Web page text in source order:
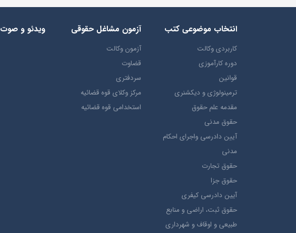
انتخاب​ موضوعي​ کتب
کاربردی وکالت
دوره کارآموزی
قوانین
ترمينولوژي و ديکشنري
مقدمه علم حقوق
حقوق مدني
آيين دادرسي ​واجراي ​احکام ​
مدني
حقوق تجارت
حقوق جزا
آيین دادرسی کیفری
حقوق ثبت، اراضي و منابع
طبيعي و اوقاف و شهرداری
آزمون مشاغل حقوقی
آزمون وکالت
قضاوت
سردفتری
مرکز وکلای قوه قضائیه
استخدامی قوه قضائیه
ویدئو و صوت